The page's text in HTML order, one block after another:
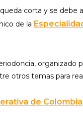
corta y se
de la
otros temas para
de Colombia